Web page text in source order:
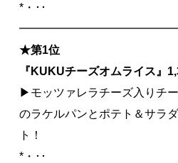
*・･･
★第1位
『 KUKUチーズオムライス 』1
▶モッツァレラチーズ入りチ
のラケルパンとポテト＆サラ
ト！
*・･･